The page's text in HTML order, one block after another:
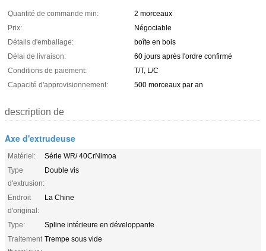
Quantité de commande min:
2 morceaux
Prix:
Négociable
Détails d'emballage:
boîte en bois
Délai de livraison:
60 jours après l'ordre confirmé
Conditions de paiement:
T/T, L/C
Capacité d'approvisionnement:
500 morceaux par an
description de
Axe d'extrudeuse
Matériel:
Série WR/ 40CrNimoa
Type
d'extrusion:
Double vis
Endroit
d'original:
La Chine
Type:
Spline intérieure en développante
Traitement Trempe sous vide